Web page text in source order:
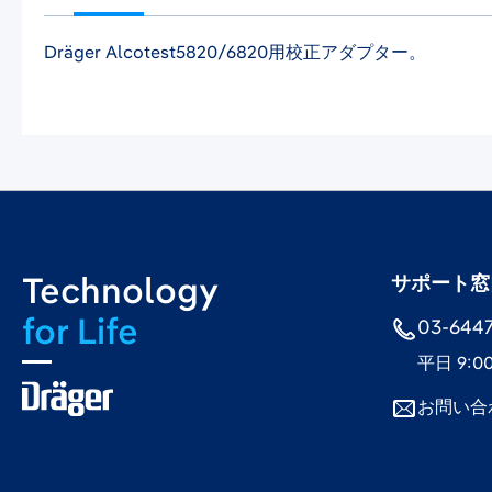
Dräger Alcotest5820/6820用校正アダプター。
Technology
for Life
サポート
03-
平日
お問い